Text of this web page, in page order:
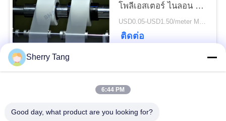
PRIVACY
POLICY
โพลีเอสเตอร์ ไนลอน ฟิล
เตอร์เมช สําหรับการใช้ USD0.05-USD1.50/meter MOQ:50เมตร
ติดต่อ
หมวดหมู่ยอดนิยม
ตาข่ายกรอง
ตาข่ายกรองทอ
Sherry Tang
6:44 PM
Good day, what product are you looking for?